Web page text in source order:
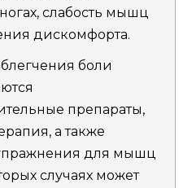
слабость мышц
дискомфорта.
боли
препараты,
а также
для мышц
случаях может